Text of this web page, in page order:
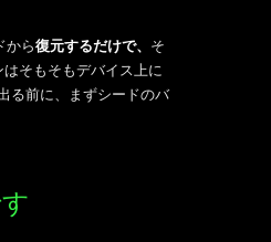
から復元するだけで、 そ
そもそもデバイス上に
る前に、まずシードのバ